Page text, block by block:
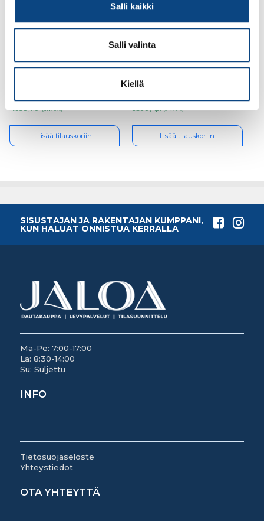
Salli kaikki
Salli valinta
Kiellä
11.95€ /kpl(alv. 0%)
Lisää tilauskoriin
5.98€ /kpl(alv. 0%)
Lisää tilauskoriin
SISUSTAJAN JA RAKENTAJAN KUMPPANI,
KUN HALUAT ONNISTUA KERRALLA
Ma-Pe: 7:00-17:00
La: 8:30-14:00
Su: Suljettu
INFO
Tietosuojaseloste
Yhteystiedot
OTA YHTEYTTÄ